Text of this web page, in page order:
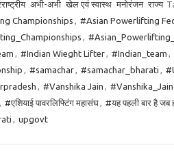
अभी-अभी खेल एवं स्वास्थ मनोरंजन राज्य
Championships , #Asian Powerlifting
,
, #Indian Wieght Lifter, #Indian_team ,
, #samachar, #samachar_bharati ,
, #Vanshika Jain , #Vanshika_Jain
, #एशियाई पावरलिफ्टिंग महासंघ, #यह पहली बार है जब
, upgovt